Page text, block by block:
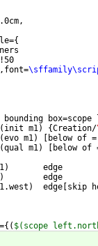
{
( init m1) {Creation/
(evo m1)
below of
(qual m1)
below of
)
)
)
  edge
skip
{( $(scope
bounding